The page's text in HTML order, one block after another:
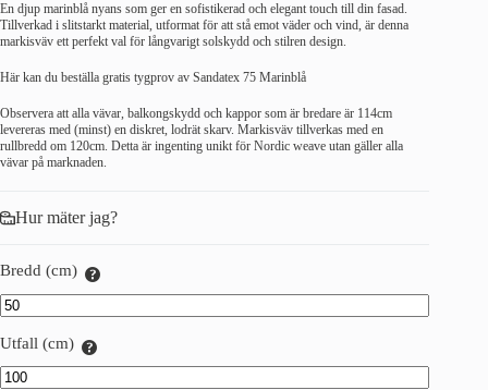
En djup marinblå nyans som ger en sofistikerad och elegant touch till din fasad.
Tillverkad i slitstarkt material, utformat för att stå emot väder och vind, är denna
markisväv ett perfekt val för långvarigt solskydd och stilren design.
Här kan du beställa gratis tygprov av Sandatex 75 Marinblå
Observera att alla vävar, balkongskydd och kappor som är bredare är 114cm
levereras med (minst) en diskret, lodrät skarv. Markisväv tillverkas med en
rullbredd om 120cm. Detta är ingenting unikt för Nordic weave utan gäller alla
vävar på marknaden.
Hur mäter jag?
Bredd (cm)
Utfall (cm)